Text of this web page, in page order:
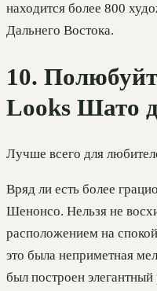
находится более 800
Дальнего Востока.
10.
Looks Шато
Лучше всего для
Вряд ли есть более
Шенонсо. Нельзя не
расположением на
это была неприметная
был построен